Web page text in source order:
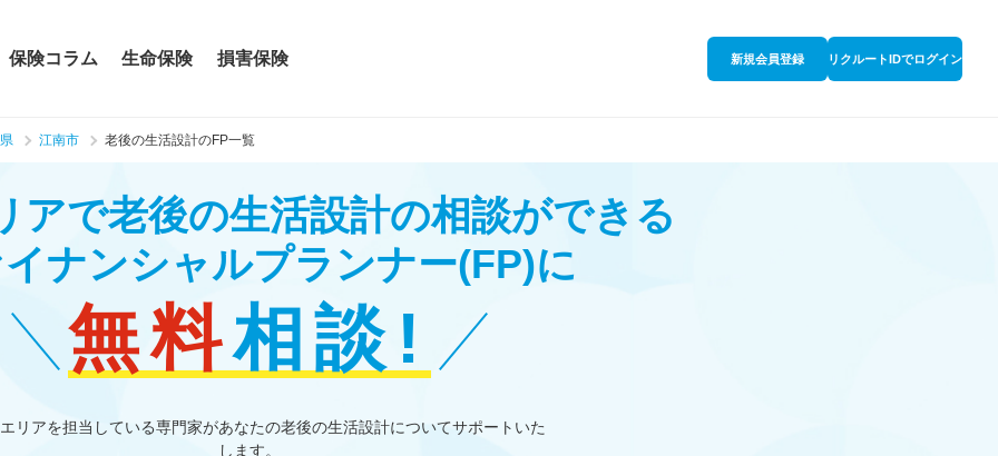
保険コラム 生命保険 損害保険 新規会員登録 リクルートIDでログイン
江南市 老後の生活設計のFP一覧
アで老後の生活設計の相談ができる
ナンシャルプランナー(FP)に
無料相談!
リアを担当している専門家があなたの老後の生活設計についてサポートいた
します。